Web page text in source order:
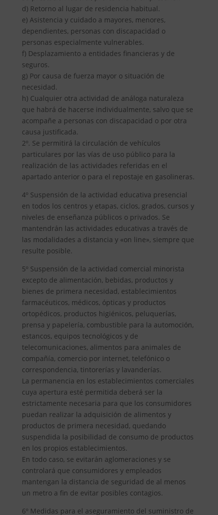
d) Retorno al lugar de residencia habitual.
e) Asistencia y cuidado a mayores, menores,
dependientes, personas con discapacidad o
personas especialmente vulnerables.
f) Desplazamiento a entidades financieras y de
seguros.
g) Por causa de fuerza mayor o situación de
necesidad.
h) Cualquier otra actividad de análoga naturaleza
que habrá de hacerse individualmente, salvo que se
acompañe a personas con discapacidad o por otra
causa justificada.
2º. Se permitirá la circulación de vehículos
particulares por las vías de uso público para la
realización de las actividades referidas en el
apartado anterior o para el repostaje en gasolineras.
4º Suspensión de la actividad educativa presencial
en todos los centros y etapas, ciclos, grados, cursos y
niveles de enseñanza públicos o privados. Se
mantendrán las actividades educativas a través de
las modalidades a distancia y «on line», siempre que
resulte posible.
5º Suspensión de la actividad comercial minorista
excepto de alimentación, bebidas, productos y
bienes de primera necesidad, establecimientos
farmacéuticos, médicos, ópticas y productos
ortopédicos, productos higiénicos, peluquerías,
prensa y papelería, combustible para la automoción,
estancos, equipos tecnológicos y de
telecomunicaciones, alimentos para animales de
compañía, comercio por internet, telefónico o
correspondencia, tintorerías y lavanderías.
La permanencia en los establecimientos comerciales
cuya apertura esté permitida deberá ser la
estrictamente necesaria para que los consumidores
puedan realizar la adquisición de alimentos y
productos de primera necesidad, quedando
suspendida la posibilidad de consumo de productos
en los propios establecimientos.
En todo caso, se evitarán aglomeraciones y se
controlará que consumidores y empleados
mantengan la distancia de seguridad de al menos
un metro a fin de evitar posibles contagios.
6º Medidas para el aseguramiento del suministro de